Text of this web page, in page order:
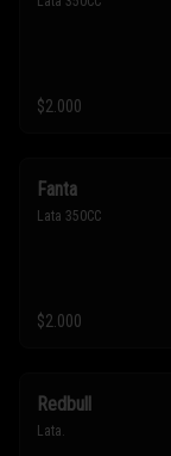
$2.000
Fanta
Lata 350CC
$2.000
Redbull
Lata.